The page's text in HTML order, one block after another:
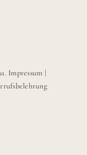
Impressum |